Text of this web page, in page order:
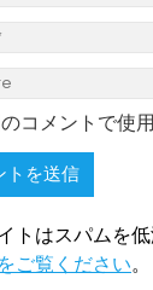
コメントで使
トはスパムを
ご覧ください。